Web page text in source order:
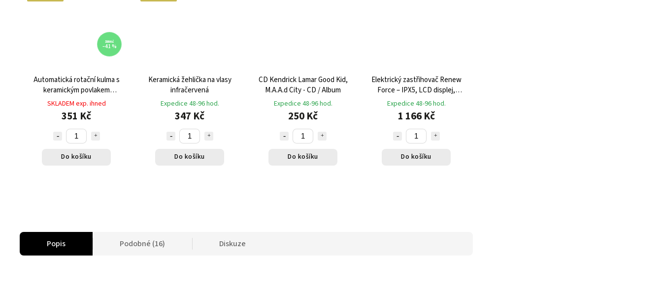
599 Kč
–41 %
Automatická rotační kulma s
keramickým povlakem
bezdrátová
SKLADEM exp. ihned
351 Kč
Do košíku
Keramická žehlička na vlasy
infračervená
Expedice 48-96 hod.
347 Kč
Do košíku
CD Kendrick Lamar Good Kid,
M.A.A.d City - CD / Album
Expedice 48-96 hod.
250 Kč
Do košíku
Elektrický zastřihovač Renew
Force – IPX5, LCD displej,
vestavěná svítilna, 4 nástavce,
USB nabíjení
Expedice 48-96 hod.
1 166 Kč
Do košíku
Popis Podobné (16) Diskuze